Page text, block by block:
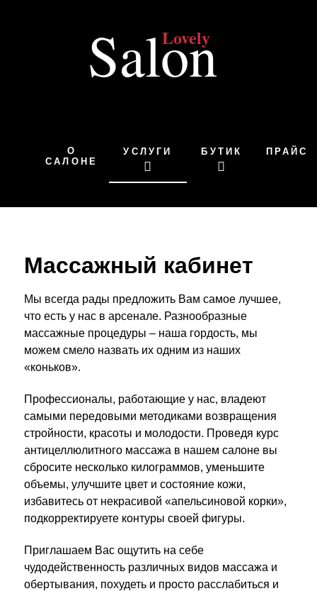
О
САЛОНЕ
УСЛУГИ БУТИК ПРАЙС
Массажный кабинет
Мы всегда рады предложить Вам самое лучшее,
что есть у нас в арсенале. Разнообразные
массажные процедуры – наша гордость, мы
можем смело назвать их одним из наших
«коньков».
Профессионалы, работающие у нас, владеют
самыми передовыми методиками возвращения
стройности, красоты и молодости. Проведя курс
антицеллюлитного массажа в нашем салоне вы
сбросите несколько килограммов, уменьшите
объемы, улучшите цвет и состояние кожи,
избавитесь от некрасивой «апельсиновой корки»,
подкорректируете контуры своей фигуры.
Приглашаем Вас ощутить на себе
чудодейственность различных видов массажа и
обертывания, похудеть и просто расслабиться и